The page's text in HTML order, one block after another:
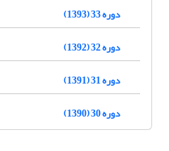
دوره 33 (1393)
دوره 32 (1392)
دوره 31 (1391)
دوره 30 (1390)